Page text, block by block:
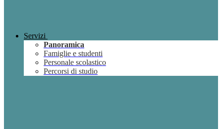
Servizi
Panoramica
Famiglie e studenti
Personale scolastico
Percorsi di studio